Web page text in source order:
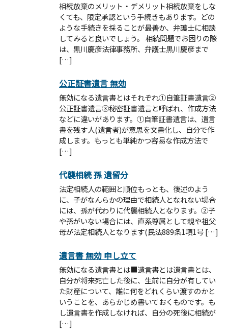
相続放棄のメリット・デメリット相続放棄をしな
くても、限定承認という手続きもあります。どの
ような手続きを採ることが最善か、弁護士に相談
してみると良いでしょう。 相続問題でお困りの際
は、黒川慶彦法律事務所、弁護士黒川慶彦まで
[…]
公正証書遺言 無効
無効になる遺言書とはそれぞれ①自筆証書遺言②
公正証書遺言③秘密証書遺言と呼ばれ、作成方法
などに違いがあります。①自筆証書遺言は、遺言
書を残す人(遺言者)が意思を文書化し、自分で作
成します。もっとも単純かつ容易な作成方法で
[…]
代襲相続 孫 遺留分
法定相続人の範囲と順位もっとも、後述のよう
に、子がなんらかの理由で相続人となれない場合
には、孫が代わりに代襲相続人となります。②子
や孫がいない場合には、直系尊属として親や祖父
母が法定相続人となります(民法889条1項1号 […]
遺言書 無効 申し立て
無効になる遺言書とは■遺言書とは遺言書とは、
自分が将来死亡した後に、生前に自分が有してい
た財産について、誰に何をどれくらい渡すのかと
いうことを、あらかじめ書いておくものです。も
し遺言書を作成しなければ、自分の死後に相続が
[…]